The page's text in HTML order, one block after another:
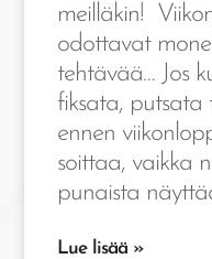
meilläkin!
odottavat
tehtävää… Jos
fiksata,
ennen
soittaa, vaikka
punaista
Lue lisää »